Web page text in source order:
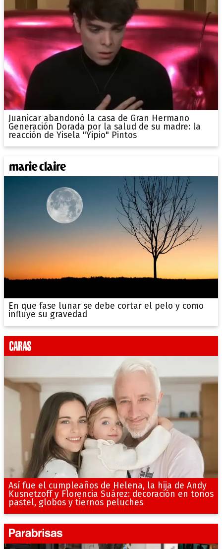
Juanicar abandonó la casa de Gran Hermano
Generación Dorada por la salud de su madre: la
reacción de Yisela "Yipio" Pintos
En que fase lunar se debe cortar el pelo y como
influye su gravedad
Así fue el cumpleaños de Helena, la hija de Andy
Kusnetzoff y Florencia Suárez: decoración en tonos
pastel, globos y tiernos peluches